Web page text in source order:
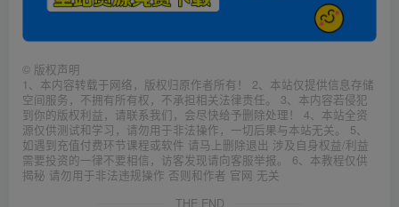
© 版权声明
1、本内容转载于网络，版权归原作者所有！ 2、本站仅提供信息存储
空间服务，不拥有所有权，不承担相关法律责任。 3、本内容若侵犯
到你的版权利益，请联系我们，会尽快给予删除处理！ 4、本站全资
源仅供测试和学习，请勿用于非法操作，一切后果与本站无关。 5、
如遇到充值付费环节课程或软件 请马上删除退出 涉及自身权益/利益
需要投资的一律不要相信，访客发现请向客服举报。 6、本教程仅供
揭秘 请勿用于非法违规操作 否则和作者 官网 无关
THE END